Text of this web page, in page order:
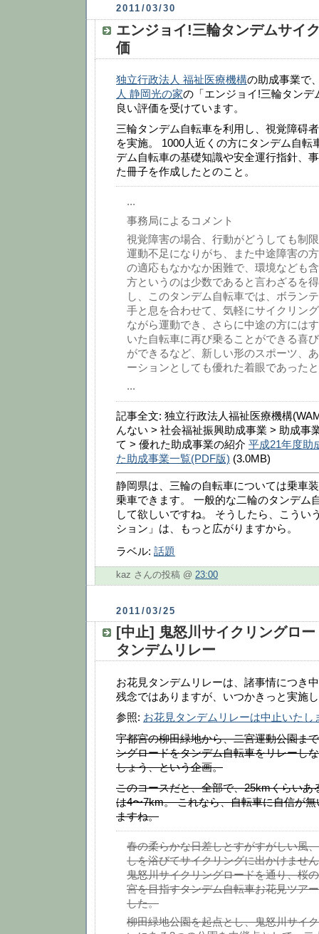
2011/03/30
エンジョイ!三輪タンデムサイ
価
独立行政法人 福祉医療機構の助成事業で
人 静岡光の家の「エンジョイ!三輪タンデ
良い評価を受けています。
三輪タンデム自転車を利用し、視覚障碍
を実施。 1000人近くの方にタンデム自転
デム自転車の基礎知識や安全運行指針、
た冊子を作成したとのこと。
...
事務局によるコメント
視覚障害の場合、行動がどうしても制
運動不足になりがち、また中途障害の
の適応もなかなか困難で、環境なども
方というのは少数であると言わざるを
し、このタンデム自転車では、ボラン
手と息を合わせて、気軽にサイクリン
ながら運動でき、さらに中途の方には
いた自転車に再び乗ることができる喜
ができるなど、新しい形のスポーツ、
ーションとしても優れた着眼であった
...
記事全文: 独立行政法人福祉医療機構
んない > 社会福祉振興助成事業 > 助成事
て > 優れた助成事業の紹介 平成21年度助
た助成事業一覧(PDF版) (3.0MB)
静岡県は、三輪の自転車については乗車
乗車できます。 一般的な二輪のタンデム
して欲しいですね。 そうしたら、こうい
ション」は、もっと広がりますから。
ラベル: 話題
kaz さんの投稿 @ 23:00
2011/03/25
[中止] 鬼怒川サイクリングロ
タンデムリレー
お花見タンデムリレーは、諸事情につき
残念ではありますが、いつかきっと実施
参照: お花見タンデムリレーは中止いたし
宇都宮の柳田緑地から、二宮運動公園ま
ングロードをタンデム自転車をリレーし
しょう、という企画。
このコースだと、全部で、25kmくらいあ
は4〜7km。 これなら、自転車に自信が
ますね。
春の柔らかな日差しとすがすがしい風
しを浴びてサイクリングに出かけませ
鬼怒川サイクリングロードを通り、桜
宮を目指すタンデム自転車お花見ツア
した。
柳田緑地公園を起点とし、鬼怒川サイ